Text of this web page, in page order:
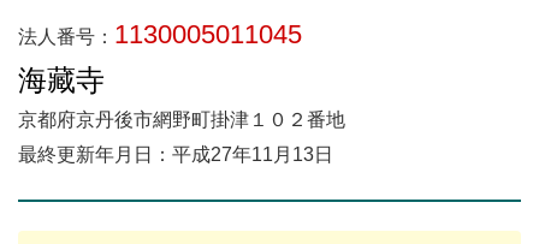
法人番号： 1130005011045
海藏寺
京都府京丹後市網野町掛津１０２番地
最終更新年月日：平成27年11月13日